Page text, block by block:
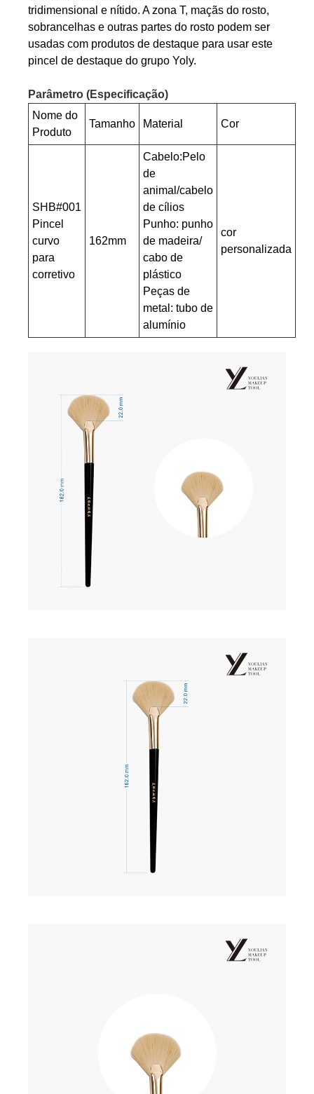
tridimensional e nítido. A zona T, maçãs do rosto,
sobrancelhas e outras partes do rosto podem ser
usadas com produtos de destaque para usar este
pincel de destaque do grupo Yoly.
Parâmetro (Especificação)
Nome do
Produto
Tamanho Material Cor
SHB#001
Pincel
curvo
para
corretivo
162mm
Cabelo:Pelo
de
animal/cabelo
de cílios
Punho: punho
de madeira/
cabo de
plástico
Peças de
metal: tubo de
alumínio
cor
personalizada